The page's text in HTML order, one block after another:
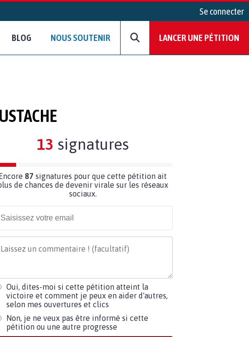
Se connecter
BLOG NOUS SOUTENIR LANCER UNE PÉTITION
13 signatures
87 signatures pour que cette pétition ait
de chances de devenir virale sur les réseaux
sociaux.
Oui, dites-moi si cette pétition atteint la
victoire et comment je peux en aider d'autres,
selon mes ouvertures et clics
Non, je ne veux pas être informé si cette
pétition ou une autre progresse